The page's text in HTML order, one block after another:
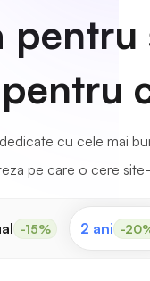
cu cele mai
pe care o cere
-15% 2 ani -